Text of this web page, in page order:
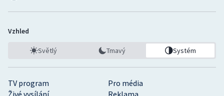
TV program
Pro média
Živé vysílání
Reklama
Vzhled
Světlý Tmavý Systém